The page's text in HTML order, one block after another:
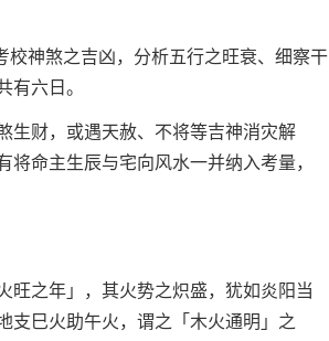
神煞之吉凶，分析五行之旺衰、细察干
有六日。
生财，或遇天赦、不将等吉神消灾解
命主生辰与宅向风水一并纳入考量，
旺之年」，其火势之炽盛，犹如炎阳当
支巳火助午火，谓之「木火通明」之